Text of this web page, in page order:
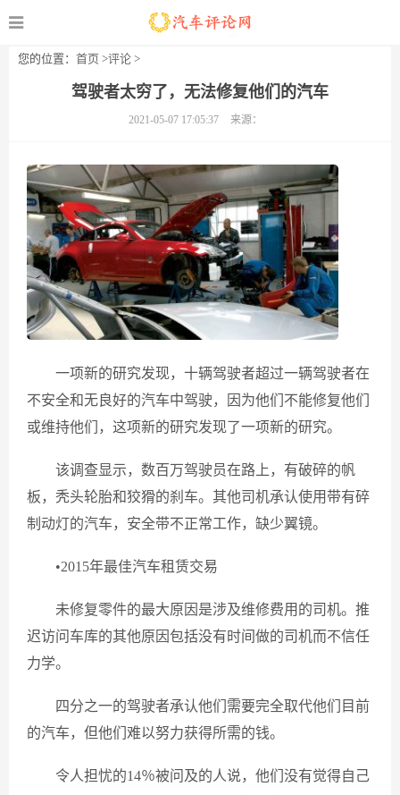
您的位置： 首页 >评论 >
驾驶者太穷了，无法修复他们的汽车
2021-05-07 17:05:37 来源：
一项新的研究发现，十辆驾驶者超过一辆驾驶者在
不安全和无良好的汽车中驾驶，因为他们不能修复他们
或维持他们，这项新的研究发现了一项新的研究。
该调查显示，数百万驾驶员在路上，有破碎的帆
板，秃头轮胎和狡猾的刹车。其他司机承认使用带有碎
制动灯的汽车，安全带不正常工作，缺少翼镜。
•2015年最佳汽车租赁交易
未修复零件的最大原因是涉及维修费用的司机。推
迟访问车库的其他原因包括没有时间做的司机而不信任
力学。
四分之一的驾驶者承认他们需要完全取代他们目前
的汽车，但他们难以努力获得所需的钱。
令人担忧的14％被问及的人说，他们没有觉得自己